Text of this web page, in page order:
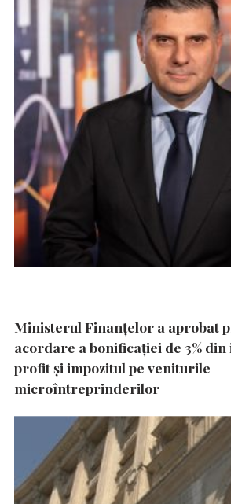
Ministerul Finanțelor a aprobat
acordare a bonificației de 3% din
profit și impozitul pe veniturile
microîntreprinderilor